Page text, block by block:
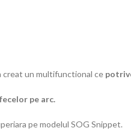
creat un multifunctional ce
pe arc.
pe modelul SOG Snippet.